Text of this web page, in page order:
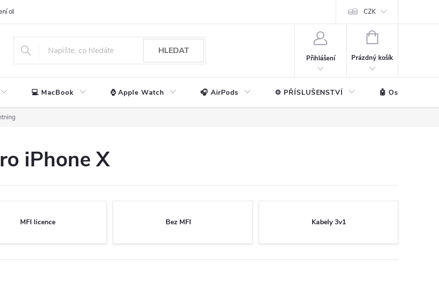
obchodu CZK
HLEDAT
Přihlášení
NÁKUPNÍ
Prázdný košík
💻 MacBook ⌚ Apple Watch 🎧 AirPods ⚙️ PŘÍSLUŠENSTVÍ 🤖 Ostatní
iPhone X
MFI licence Bez MFI Kabely 3v1